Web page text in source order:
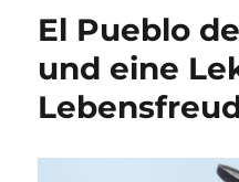
El Pueblo
und eine